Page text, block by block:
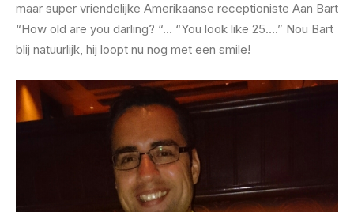
maar super vriendelijke Amerikaanse receptioniste Aan Bart
“How old are you darling? “… “You look like 25….” Nou Bart
blij natuurlijk, hij loopt nu nog met een smile!